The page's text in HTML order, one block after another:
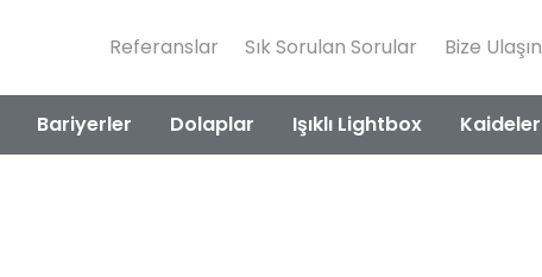
Referanslar Sık Sorulan Sorular Bize Ulaşın
Bariyerler Dolaplar Işıklı Lightbox Kaideler